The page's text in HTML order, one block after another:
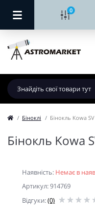
0
Біноклі Бінокль Kowa
Бінокль Kowa
Наявність: Немає в
Артикул: 914769
Відгуки:(0)